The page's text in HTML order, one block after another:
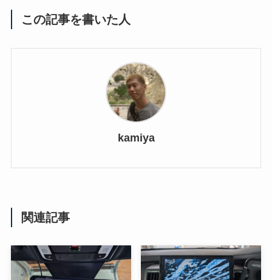
この記事を書いた人
kamiya
関連記事